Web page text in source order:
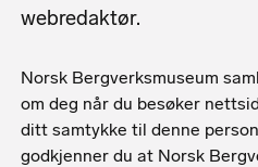
webredaktør.
Norsk Bergverksmuseum
om deg når du besøker
ditt samtykke til denne
godkjenner du at Norsk